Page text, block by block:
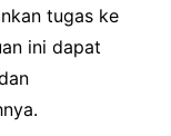
tugas ke
ini dapat